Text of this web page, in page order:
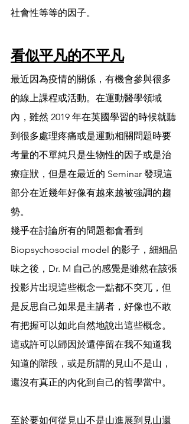
社會性等等的因子。
看似平凡的不平凡
最近因為疫情的關係，有機會參與很多
的線上課程或活動。在運動醫學領域
內，雖然 2019 年在英國學習的時候就聽
到很多處理疼痛或是運動相關問題時要
考量的不單純只是生物性的因子或是治
療症狀，但是在最近的 Seminar 發現這
部分在近幾年好像有越來越被強調的趨
勢。
幾乎在討論所有的問題都會看到
Biopsychosocial model 的影子，細細品
味之後，Dr. M 自己的感覺是雖然在該張
投影片出現這些概念一點都不突兀，但
是反思自己如果是主講者，好像也不敢
有把握可以如此自然地說出這些概念。
這或許可以歸因於還停留在我不知道我
知道的階段，或是所謂的見山不是山，
還沒有真正的內化到自己的哲學當中。
至於要如何從見山不是山進展到見山還